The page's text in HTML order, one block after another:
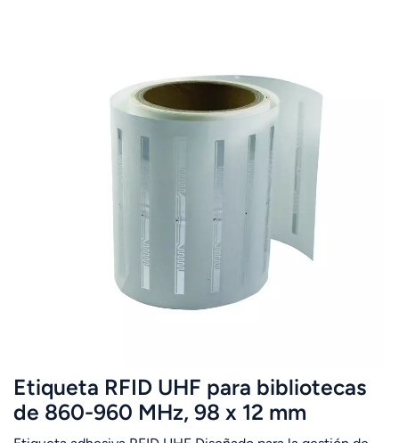
Etiqueta RFID UHF para bibliotecas
de 860-960 MHz, 98 x 12 mm